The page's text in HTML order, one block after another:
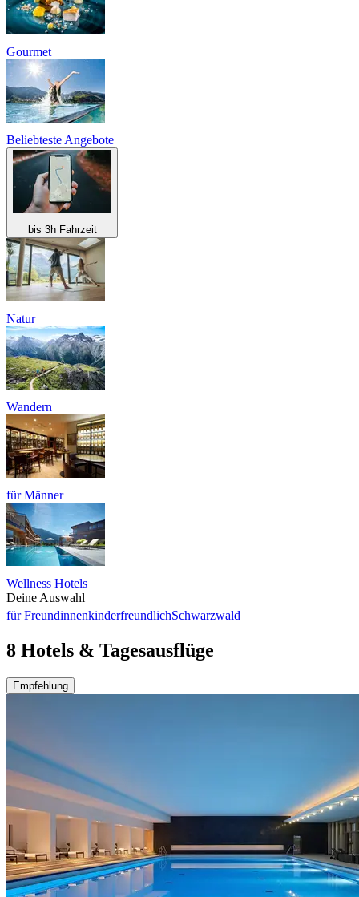
Gourmet
Beliebteste Angebote
bis 3h Fahrzeit
Natur
Wandern
für Männer
Wellness Hotels
Deine Auswahl
für FreundinnenkinderfreundlichSchwarzwald
8 Hotels & Tagesausflüge
Empfehlung